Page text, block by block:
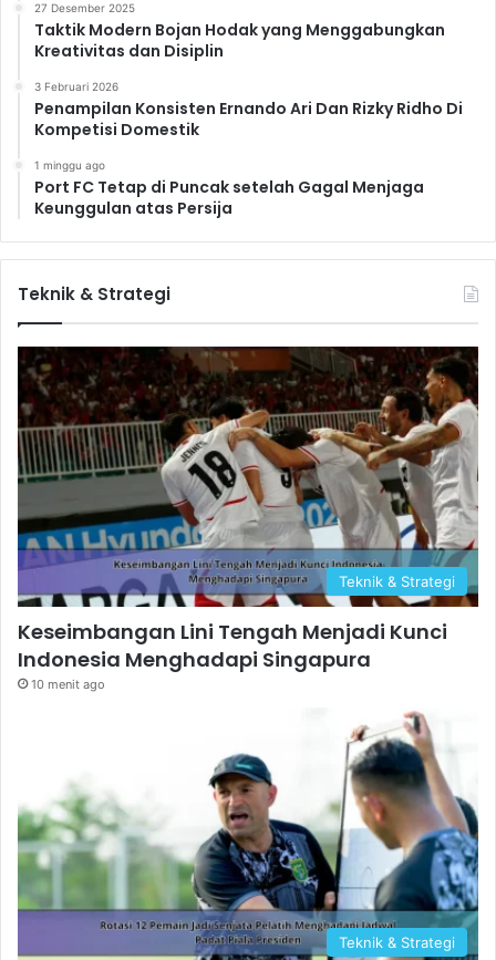
27 Desember 2025
Taktik Modern Bojan Hodak yang Menggabungkan
Kreativitas dan Disiplin
3 Februari 2026
Penampilan Konsisten Ernando Ari Dan Rizky Ridho Di
Kompetisi Domestik
1 minggu ago
Port FC Tetap di Puncak setelah Gagal Menjaga
Keunggulan atas Persija
Teknik & Strategi
Teknik & Strategi
Keseimbangan Lini Tengah Menjadi Kunci
Indonesia Menghadapi Singapura
10 menit ago
Teknik & Strategi